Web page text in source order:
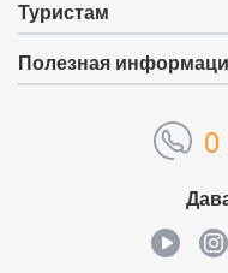
Туристам
Полезная